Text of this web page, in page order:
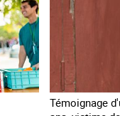
Témoignage